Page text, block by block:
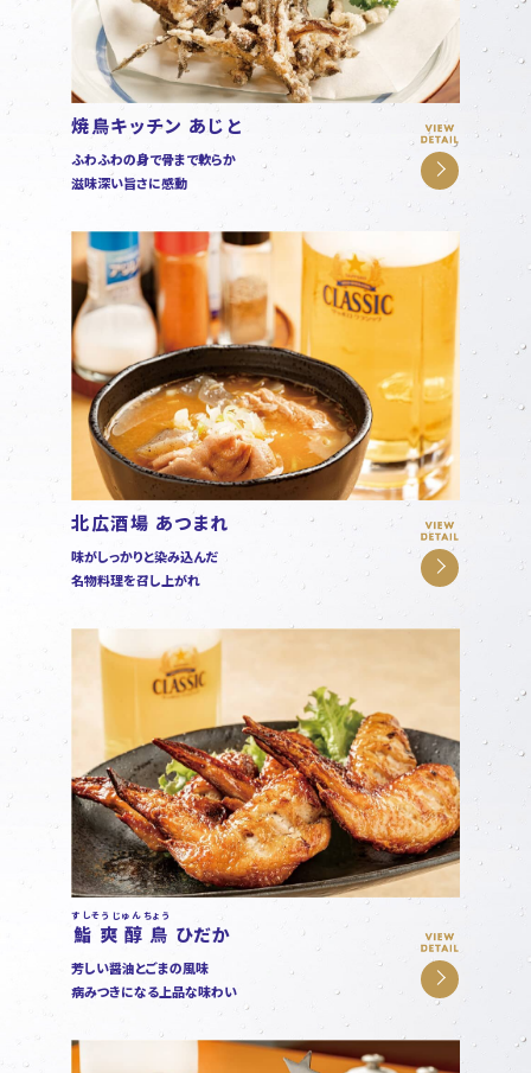
焼鳥キッチン あじと
ふわふわの身で骨まで軟らか
滋味深い旨さに感動
北広酒場 あつまれ
味がしっかりと染み込んだ
名物料理を召し上がれ
鮨爽醇鳥
すしそうじゅんちょう
ひだか
芳しい醤油とごまの風味
病みつきになる上品な味わい